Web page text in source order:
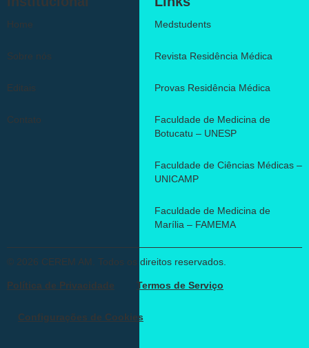
Home
Sobre nós
Editais
Contato
Medstudents
Revista Residência Médica
Provas Residência Médica
Faculdade de Medicina de
Botucatu – UNESP
Faculdade de Ciências Médicas –
UNICAMP
Faculdade de Medicina de
Marília – FAMEMA
© 2026 CEREM AM. Todos os direitos reservados.
Política de Privacidade Termos de Serviço
Configurações de Cookies